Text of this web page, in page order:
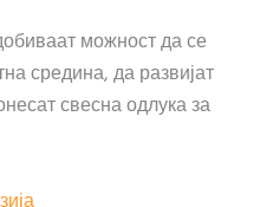
можност да се
средина, да развијат
свесна одлука за